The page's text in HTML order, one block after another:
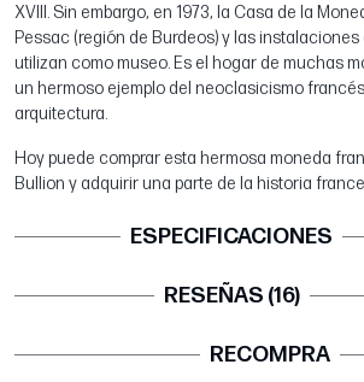
XVIII. Sin embargo, en 1973, la Casa de la
Pessac (región de Burdeos) y las
utilizan como museo. Es el hogar de muchas
un hermoso ejemplo del neoclasicismo
arquitectura.
Hoy puede comprar esta hermosa moneda
Bullion y adquirir una parte de la historia
ESPECIFICACIONES
RESEÑAS (16)
RECOMPRA